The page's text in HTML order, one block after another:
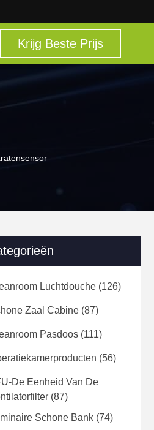
Krijg Beste Prijs
Luchtdouche (126)
Zaal Cabine (87)
Pasdoos (111)
(56)
De Eenheid Van De
(87)
Schone Bank (74)